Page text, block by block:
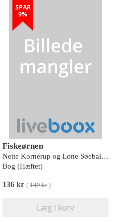
SPAR
9%
Fiskeørnen
Nette Kornerup og Lone Søeballe Jensen
Bog (Hæftet)
136 kr ( 149 kr)
Læg i kurv